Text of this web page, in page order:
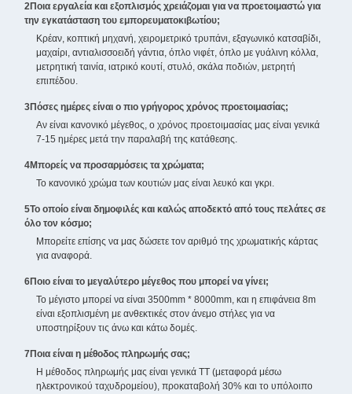
2Ποια εργαλεία και εξοπλισμός χρειάζομαι για να προετοιμαστώ για
την εγκατάσταση του εμπορευματοκιβωτίου;
Κρέαν, κοπτική μηχανή, χειρομετρικό τρυπάνι, εξαγωνικό κατσαβίδι,
μαχαίρι, αντιαλισσοειδή γάντια, όπλο νιφέτ, όπλο με γυάλινη κόλλα,
μετρητική ταινία, ιατρικό κουτί, στυλό, σκάλα ποδιών, μετρητή
επιπέδου.
3Πόσες ημέρες είναι ο πιο γρήγορος χρόνος προετοιμασίας;
Αν είναι κανονικό μέγεθος, ο χρόνος προετοιμασίας μας είναι γενικά
7-15 ημέρες μετά την παραλαβή της κατάθεσης.
4Μπορείς να προσαρμόσεις τα χρώματα;
Το κανονικό χρώμα των κουτιών μας είναι λευκό και γκρι.
5Το οποίο είναι δημοφιλές και καλώς αποδεκτό από τους πελάτες σε
όλο τον κόσμο;
Μπορείτε επίσης να μας δώσετε τον αριθμό της χρωματικής κάρτας
για αναφορά.
6Ποιο είναι το μεγαλύτερο μέγεθος που μπορεί να γίνει;
Το μέγιστο μπορεί να είναι 3500mm * 8000mm, και η επιφάνεια 8m
είναι εξοπλισμένη με ανθεκτικές στον άνεμο στήλες για να
υποστηρίξουν τις άνω και κάτω δομές.
7Ποια είναι η μέθοδος πληρωμής σας;
Η μέθοδος πληρωμής μας είναι γενικά TT (μεταφορά μέσω
ηλεκτρονικού ταχυδρομείου), προκαταβολή 30% και το υπόλοιπο